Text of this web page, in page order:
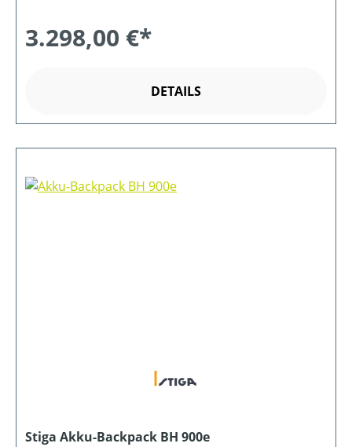
3.298,00 €*
DETAILS
Stiga Akku-Backpack BH 900e